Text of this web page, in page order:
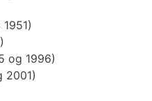
og 1996)
2001)